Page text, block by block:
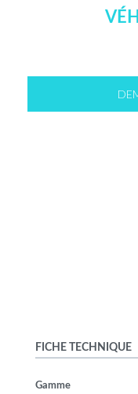
FICHE TECHNIQUE
Gamme